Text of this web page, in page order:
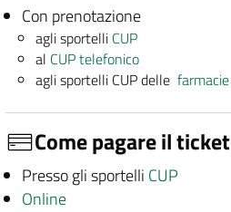
Con prenotazione
agli sportelli CUP
al CUP telefonico
agli sportelli CUP dellefarmacie
Come pagare il ticket
Presso gli sportelli CUP
Online